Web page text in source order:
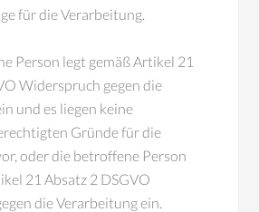
für die Verarbeitung.
Person legt gemäß Artikel 21
Widerspruch gegen die
und es liegen keine
Gründe für die
oder die betroffene Person
21 Absatz 2 DSGVO
die Verarbeitung ein.